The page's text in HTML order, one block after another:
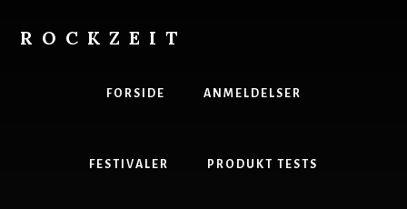
content
ROCKZEIT
FORSIDE ANMELDELSER
FESTIVALER PRODUKT TESTS